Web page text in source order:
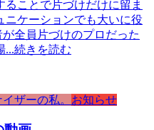
ことで片づけだけに留ま
ニケーションでも大いに役
全員片づけのプロだった
...続きを読む
ザーの私。 お知らせ